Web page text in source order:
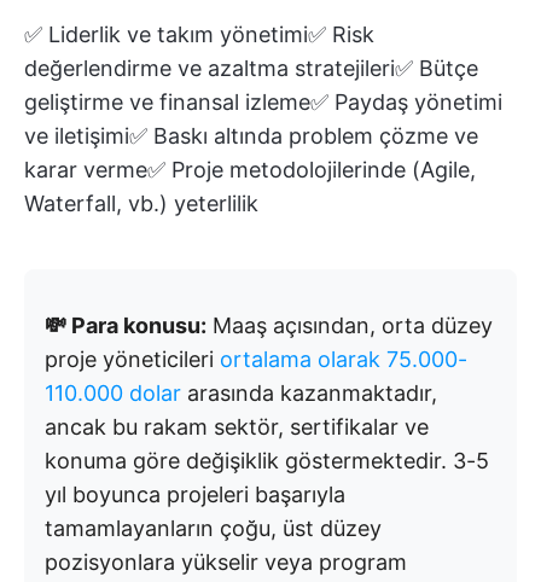
✅ Liderlik ve takım yönetimi✅ Risk
değerlendirme ve azaltma stratejileri✅ Bütçe
geliştirme ve finansal izleme✅ Paydaş yönetimi
ve iletişimi✅ Baskı altında problem çözme ve
karar verme✅ Proje metodolojilerinde (Agile,
Waterfall, vb.) yeterlilik
💸 Para konusu: Maaş açısından, orta düzey
proje yöneticileri ortalama olarak 75.000-
110.000 dolar arasında kazanmaktadır,
ancak bu rakam sektör, sertifikalar ve
konuma göre değişiklik göstermektedir. 3-5
yıl boyunca projeleri başarıyla
tamamlayanların çoğu, üst düzey
pozisyonlara yükselir veya program